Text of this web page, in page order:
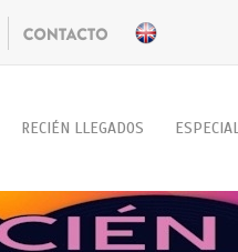
RECIÉN LLEGADOS